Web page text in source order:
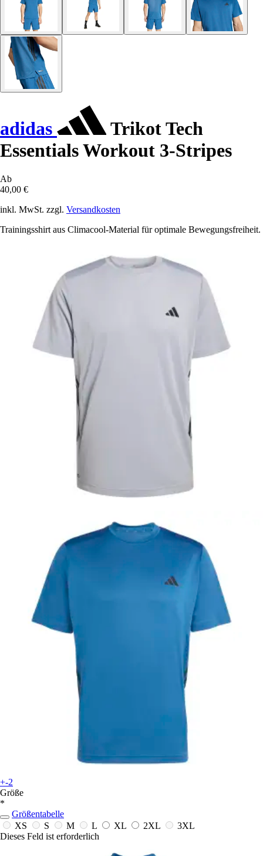
adidas
Trikot Tech
Essentials Workout 3-Stripes
Ab
40,00 €
inkl. MwSt. zzgl. Versandkosten
Trainingsshirt aus Climacool-Material für optimale Bewegungsfreiheit.
+-2
Größe
*
Größentabelle
XS
S M L XL 2XL
3XL
Dieses Feld ist erforderlich